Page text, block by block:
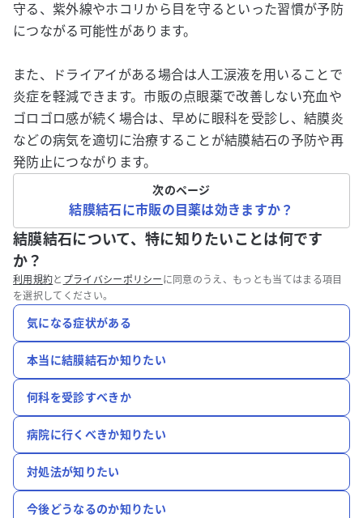
守る、紫外線やホコリから目を守るといった習慣が予防
につながる可能性があります。
また、ドライアイがある場合は人工涙液を用いることで
炎症を軽減できます。市販の点眼薬で改善しない充血や
ゴロゴロ感が続く場合は、早めに眼科を受診し、結膜炎
などの病気を適切に治療することが結膜結石の予防や再
発防止につながります。
次のページ
結膜結石に市販の目薬は効きますか？
結膜結石について、特に知りたいことは何です
か？
利用規約と プライバシーポリシー に同意のうえ、もっとも当てはまる項目
を選択してください。
気になる症状がある
本当に結膜結石か知りたい
何科を受診すべきか
病院に行くべきか知りたい
対処法が知りたい
今後どうなるのか知りたい